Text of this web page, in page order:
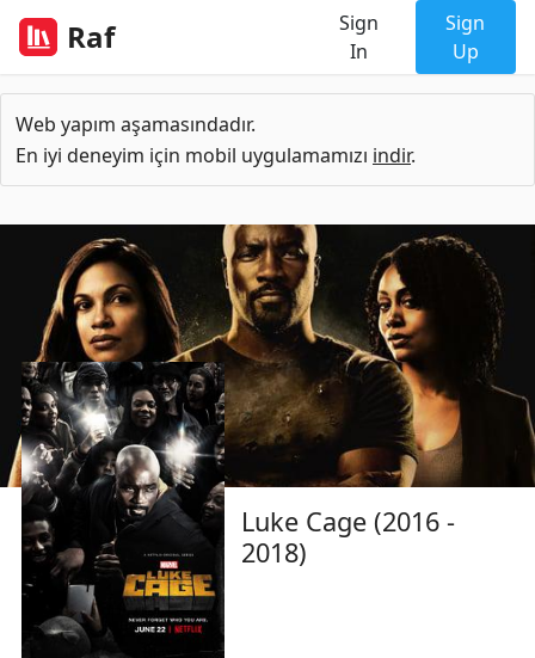
Raf
Sign
In
Sign
Up
Web yapım aşamasındadır.
En iyi deneyim için mobil uygulamamızı indir.
Luke Cage (2016 -
2018)